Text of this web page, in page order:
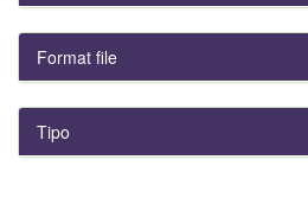
Format file
Tipo